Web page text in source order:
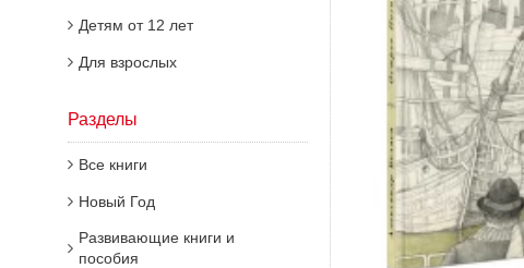
Детям от 12 лет
Для взрослых
Разделы
Все книги
Новый Год
Развивающие книги и
пособия